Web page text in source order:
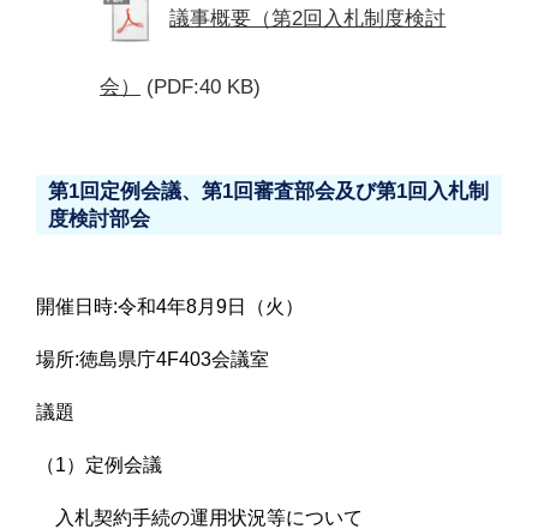
議事概要（第2回入札制度検討
会） (PDF:40 KB)
第1回定例会議、第1回審査部会及び第1回入札制
度検討部会
開催日時:令和4年8月9日（火）
場所:徳島県庁4F403会議室
議題
（1）定例会議
入札契約手続の運用状況等について